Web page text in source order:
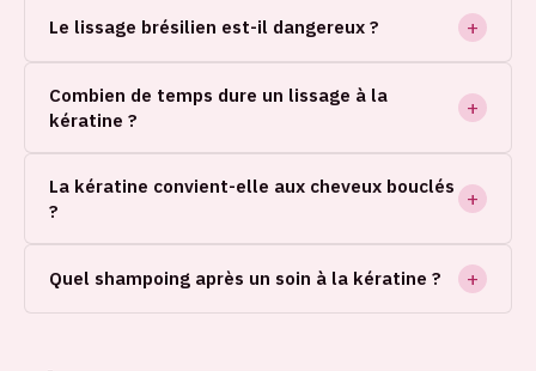
Le lissage brésilien est-il dangereux ?
Combien de temps dure un lissage à la
kératine ?
La kératine convient-elle aux cheveux bouclés
?
Quel shampoing après un soin à la kératine ?